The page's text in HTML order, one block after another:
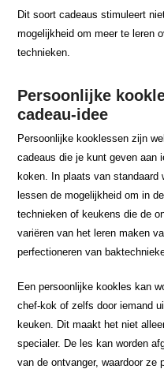
Dit soort cadeaus stimuleert
mogelijkheid om meer te leren
technieken.
Persoonlijke
cadeau-idee
Persoonlijke kooklessen zijn
cadeaus die je kunt geven aan
koken. In plaats van standaard
lessen de mogelijkheid om in
technieken of keukens die de
variëren van het leren maken
perfectioneren van
Een persoonlijke kookles kan
chef-kok of zelfs door iemand
keuken. Dit maakt het niet
specialer. De les kan worden
van de ontvanger, waardoor ze